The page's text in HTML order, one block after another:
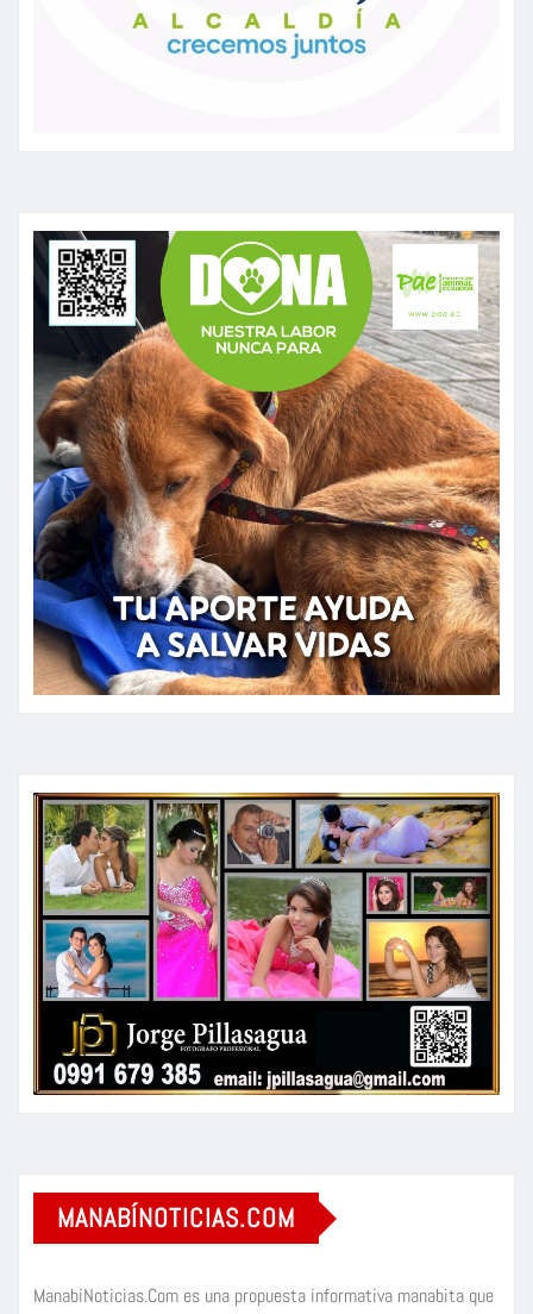
MANABÍNOTICIAS.COM
ManabíNoticias.Com es una propuesta informativa manabita que